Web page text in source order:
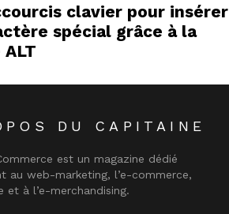
clavier pour insérer
spécial grâce à la
DU CAPITAINE
est un magazine dédié
au web-marketing, l’e-commerce,
et à l’e-merchandising.